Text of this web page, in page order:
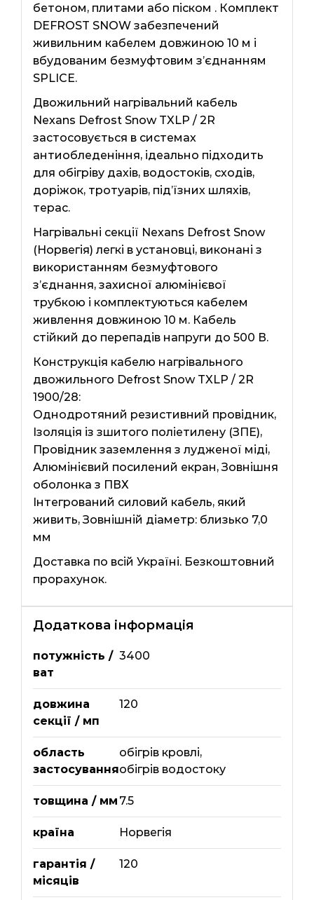
бетоном, плитами або піском . Комплект
DEFROST SNOW забезпечений
живильним кабелем довжиною 10 м і
вбудованим безмуфтовим з’єднанням
SPLICE.
Двожильний нагрівальний кабель
Nexans Defrost Snow TXLP / 2R
застосовується в системах
антиобледеніння, ідеально підходить
для обігріву дахів, водостоків, сходів,
доріжок, тротуарів, під’їзних шляхів,
терас.
Нагрівальні секції Nexans Defrost Snow
(Норвегія) легкі в установці, виконані з
використанням безмуфтового
з’єднання, захисної алюмінієвої
трубкою і комплектуються кабелем
живлення довжиною 10 м. Кабель
стійкий до перепадів напруги до 500 В.
Конструкція кабелю нагрівального
двожильного Defrost Snow TXLP / 2R
1900/28:
Однодротяний резистивний провідник,
Ізоляція із зшитого поліетилену (ЗПЕ),
Провідник заземлення з лудженої міді,
Алюмінієвий посилений екран, Зовнішня
оболонка з ПВХ
Інтегрований силовий кабель, який
живить, Зовнішній діаметр: близько 7,0
мм
Доставка по всій Україні. Безкоштовний
прорахунок.
Додаткова інформація
потужність /
ват
3400
довжина
секції / мп
120
область
застосування
обігрів кровлі,
обігрів водостоку
товщина / мм 7.5
країна Норвегія
гарантія /
місяців
120